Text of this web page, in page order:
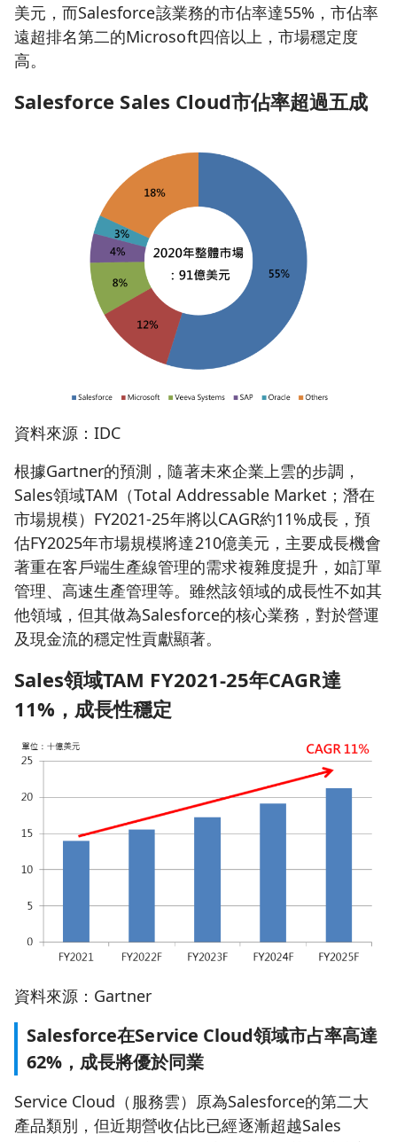
美元，而Salesforce該業務的市佔率達55%，市佔率
遠超排名第二的Microsoft四倍以上，市場穩定度
高。
Salesforce Sales Cloud市佔率超過五成
資料來源：IDC
根據Gartner的預測，隨著未來企業上雲的步調，
Sales領域TAM（Total Addressable Market；潛在
市場規模）FY2021-25年將以CAGR約11%成長，預
估FY2025年市場規模將達210億美元，主要成長機會
著重在客戶端生產線管理的需求複雜度提升，如訂單
管理、高速生產管理等。雖然該領域的成長性不如其
他領域，但其做為Salesforce的核心業務，對於營運
及現金流的穩定性貢獻顯著。
Sales領域TAM FY2021-25年CAGR達
11% ，成長性穩定
資料來源：Gartner
Salesforce在Service Cloud領域市占率高達
62%，成長將優於同業
Service Cloud（服務雲）原為Salesforce的第二大
產品類別，但近期營收佔比已經逐漸超越Sales